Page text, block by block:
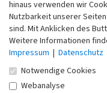
hinaus verwenden wir
Nutzbarkeit unserer
sind. Mit Anklicken des
Weitere Informationen
Impressum | Datenschutz
Notwendige Cookies
Webanalyse